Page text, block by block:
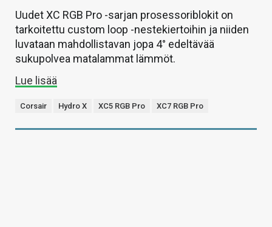
Uudet XC RGB Pro -sarjan prosessoriblokit on
tarkoitettu custom loop -nestekiertoihin ja niiden
luvataan mahdollistavan jopa 4° edeltävää
sukupolvea matalammat lämmöt.
Lue lisää
Corsair Hydro X XC5 RGB Pro XC7 RGB Pro